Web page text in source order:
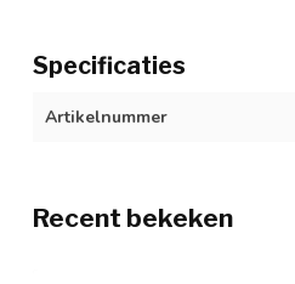
Specificaties
Artikelnummer
Recent bekeken